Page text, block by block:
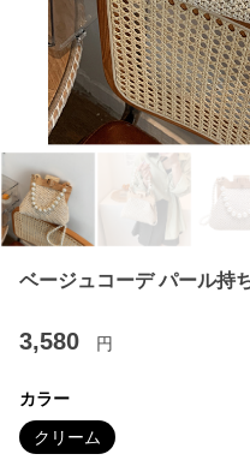
ベージュコーデ パール持
3,580 円
カラー
クリーム